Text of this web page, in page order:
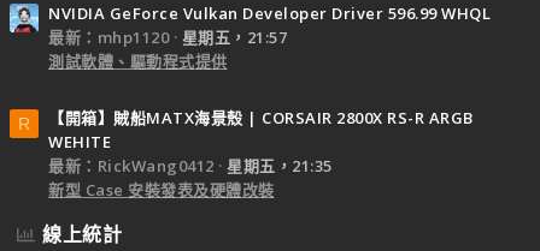
NVIDIA GeForce Vulkan Developer Driver 596.99 WHQL
最新：mhp1120
星期五，21:57
測試軟體、驅動程式提供
R
【開箱】賊船MATX海景殼 | CORSAIR 2800X RS-R ARGB
WEHITE
最新：RickWang0412
星期五，21:35
新型 Case 安裝發表及硬體改裝
線上統計